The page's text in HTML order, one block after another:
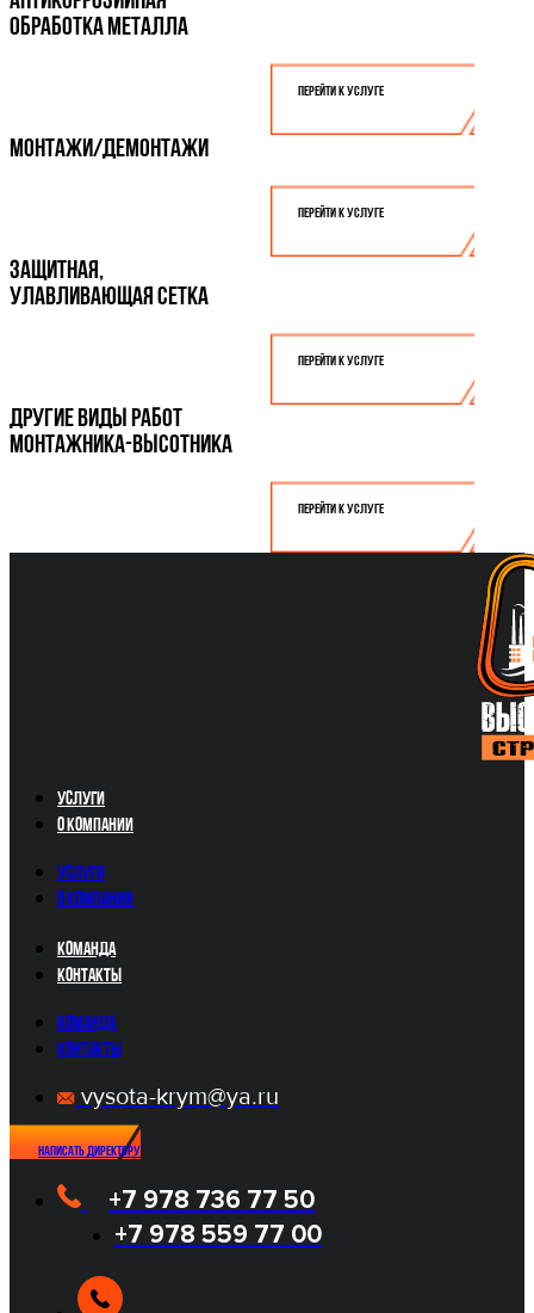
ОБРАБОТКА МЕТАЛЛА
Перейти к услуге
МОНТАЖИ/ДЕМОНТАЖИ
Перейти к услуге
ЗАЩИТНАЯ,
УЛАВЛИВАЮЩАЯ СЕТКА
Перейти к услуге
ДРУГИЕ ВИДЫ РАБОТ
МОНТАЖНИКА-ВЫСОТНИКА
Перейти к услуге
Услуги
О компании
Услуги
О компании
Команда
Контакты
Команда
Контакты
vysota-krym@ya.ru
Написать директору
+7 978 736 77 50
+7 978 559 77 00